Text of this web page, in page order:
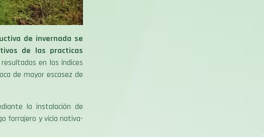
de invernada se
de las practicas
en los índices
de mayor escasez de
la instalación de
forrajero y vicia nativa-